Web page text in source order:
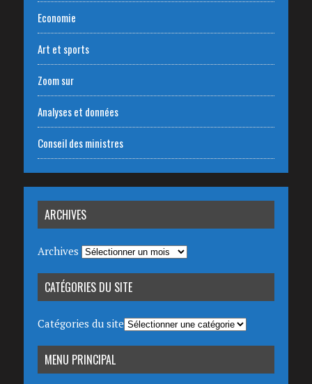
Economie
Art et sports
Zoom sur
Analyses et données
Conseil des ministres
ARCHIVES
Archives
CATÉGORIES DU SITE
Catégories du site
MENU PRINCIPAL